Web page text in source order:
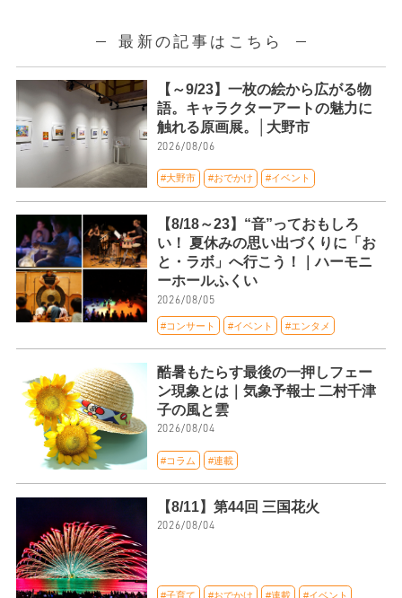
最新の記事はこちら
【～9/23】一枚の絵から広がる物
語。キャラクターアートの魅力に
触れる原画展。│大野市
2026/08/06
#大野市 #おでかけ #イベント
【8/18～23】“音”っておもしろ
い！ 夏休みの思い出づくりに「お
と・ラボ」へ行こう！｜ハーモニ
ーホールふくい
2026/08/05
#コンサート #イベント #エンタメ
酷暑もたらす最後の一押しフェー
ン現象とは｜気象予報士 二村千津
子の風と雲
2026/08/04
#コラム #連載
【8/11】第44回 三国花火
2026/08/04
#子育て #おでかけ #連載 #イベント